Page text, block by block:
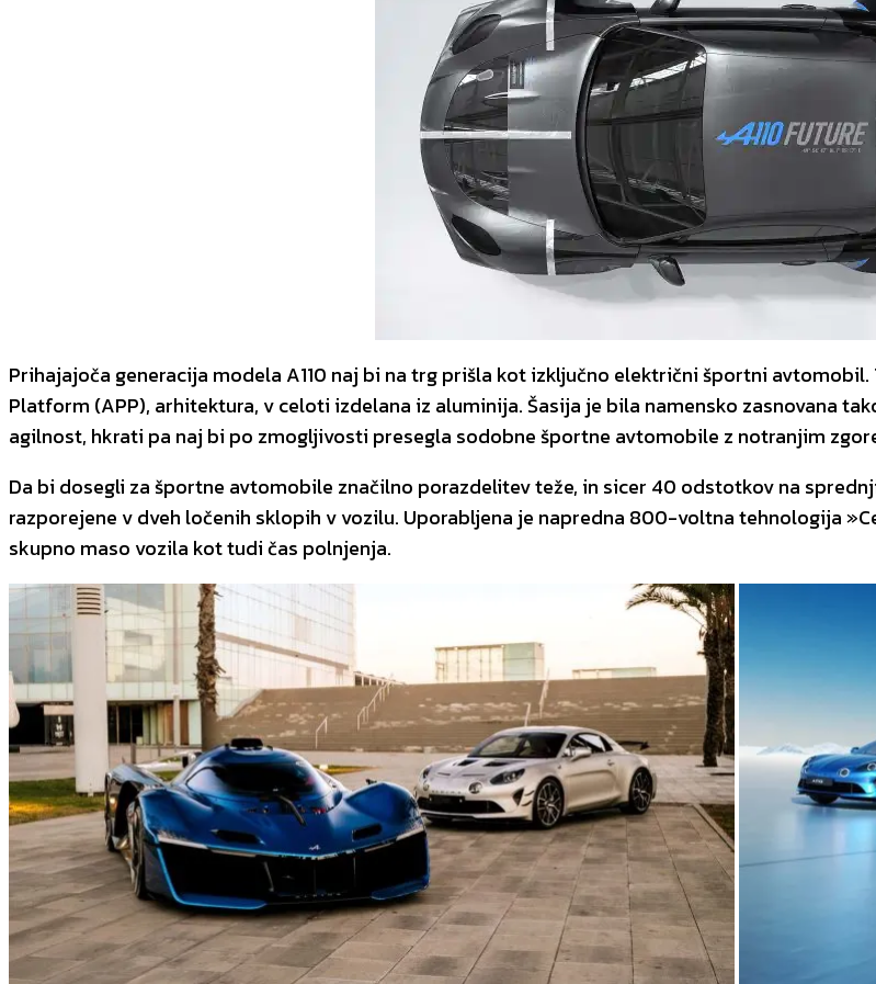
Prihajajoča generacija modela A110 naj bi na trg prišla kot izključno električni športni
Platform (APP), arhitektura, v celoti izdelana iz aluminija. Šasija je bila namensko zasnovana
agilnost, hkrati pa naj bi po zmogljivosti presegla sodobne športne avtomobile z notranjim
Da bi dosegli za športne avtomobile značilno porazdelitev teže, in sicer 40 odstotkov na
razporejene v dveh ločenih sklopih v vozilu. Uporabljena je napredna 800-voltna tehnologija
skupno maso vozila kot tudi čas polnjenja.